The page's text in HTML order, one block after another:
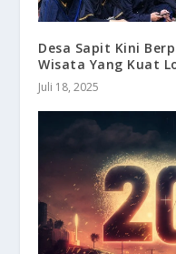
Desa Sapit Kini
Wisata Yang Kuat
Juli 18, 2025